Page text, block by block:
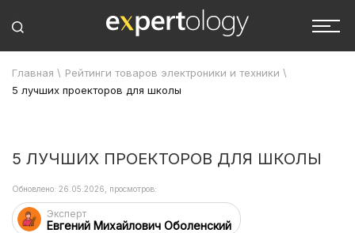
Главная \ Рейтинги товаров электроники и техники \
5 лучших проекторов для школы
5 ЛУЧШИХ ПРОЕКТОРОВ ДЛЯ ШКОЛЫ
Эксперт
Евгений Михайлович Оболенский
Обновлено: 26.05.2026, просмотров: